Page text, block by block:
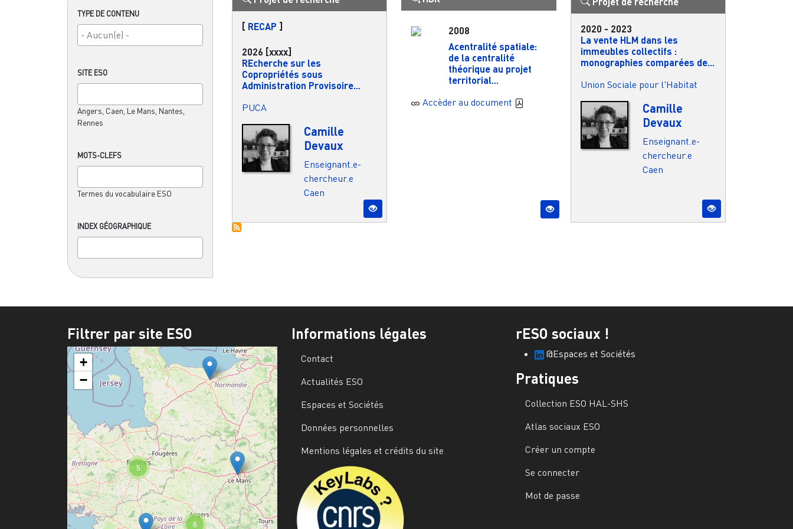
TYPE DE CONTENU
SITE ESO
Angers, Caen, Le Mans, Nantes,
Rennes
MOTS-CLEFS
Termes du vocabulaire ESO
INDEX GÉOGRAPHIQUE
[ RECAP ]
2026 [xxxx]
REcherche sur les
Copropriétés sous
Administration Provisoire...
PUCA
Camille
Devaux
Enseignant.e-
chercheur.e
Caen
2008
Acentralité spatiale:
de la centralité
théorique au projet
territorial...
Accèder au document
2020 - 2023
La vente HLM dans les
immeubles collectifs :
monographies comparées de...
Union Sociale pour l'Habitat
Camille
Devaux
Enseignant.e-
chercheur.e
Caen
Filtrer par site ESO
6
5
+
−
Informations légales
Contact
Actualités ESO
Espaces et Sociétés
Données personnelles
Mentions légales et crédits du site
rESO sociaux !
@Espaces et Sociétés
Pratiques
Collection ESO HAL-SHS
Atlas sociaux ESO
Créer un compte
Se connecter
Mot de passe